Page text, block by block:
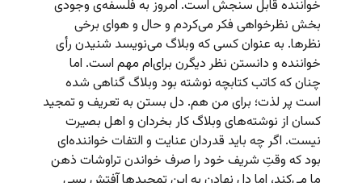
خواننده قابل سنجش است. امروز به فلسفه‌ی وجودی
بخش نظرخواهی فکر می‌کردم و حال و هوای برخی
نظرها. به عنوان کسی که وبلاگ می‌نویسد شنیدن رأی
خواننده و دانستن نظر دیگرن برای‌ام مهم است. اما
چنان که کاتب کتابچه نوشته بود وبلاگ گناهی شده
است پر لذت؛ برای من هم. دل بستن به تعریف و تمجید
کسان از نوشته‌های وبلاگ کار بخردان و اهل بصیرت
نیست. اگر چه باید قدردان عنایت و التفات خواننده‌ای
بود که وقتِ شریف خود را صرف خواندن تراوشات ذهن